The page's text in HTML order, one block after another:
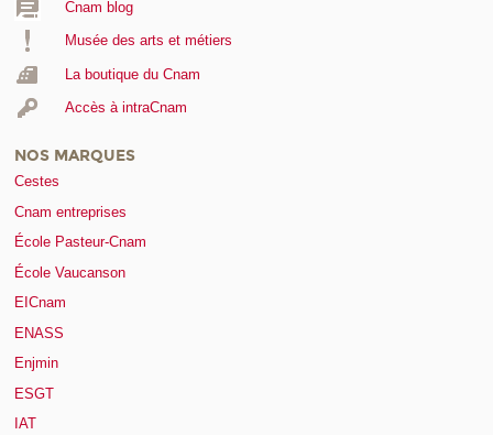
Cnam blog
Musée des arts et métiers
La boutique du Cnam
Accès à intraCnam
NOS MARQUES
Cestes
Cnam entreprises
École Pasteur-Cnam
École Vaucanson
EICnam
ENASS
Enjmin
ESGT
IAT